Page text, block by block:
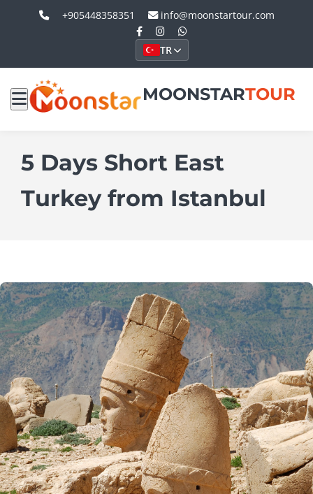
+905448358351 info@moonstartour.com
TR
MOONSTARTOUR
5 Days Short East
Turkey from Istanbul